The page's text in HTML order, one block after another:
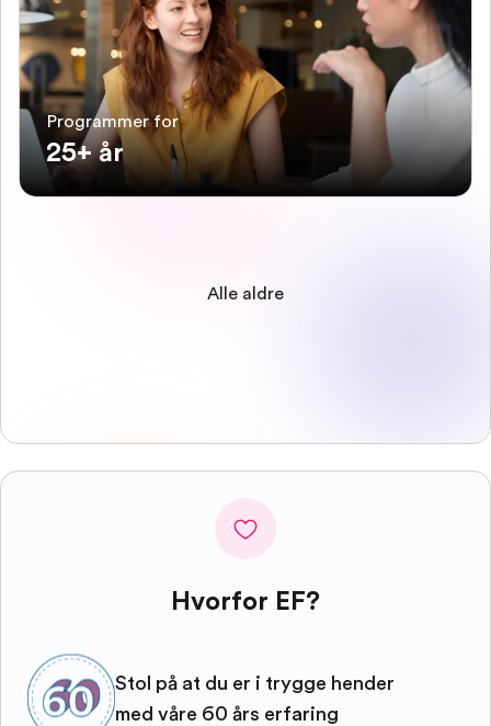
Programmer for
25+ år
Alle aldre
Hvorfor EF?
Stol på at du er i trygge hender
med våre 60 års erfaring